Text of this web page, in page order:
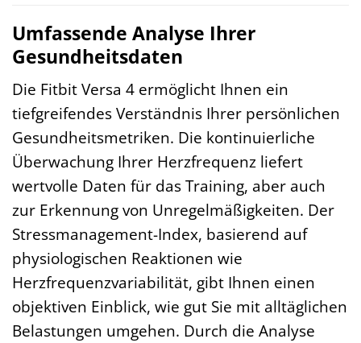
Umfassende Analyse Ihrer
Gesundheitsdaten
Die Fitbit Versa 4 ermöglicht Ihnen ein
tiefgreifendes Verständnis Ihrer persönlichen
Gesundheitsmetriken. Die kontinuierliche
Überwachung Ihrer Herzfrequenz liefert
wertvolle Daten für das Training, aber auch
zur Erkennung von Unregelmäßigkeiten. Der
Stressmanagement-Index, basierend auf
physiologischen Reaktionen wie
Herzfrequenzvariabilität, gibt Ihnen einen
objektiven Einblick, wie gut Sie mit alltäglichen
Belastungen umgehen. Durch die Analyse